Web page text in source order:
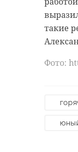
такие
Фото: